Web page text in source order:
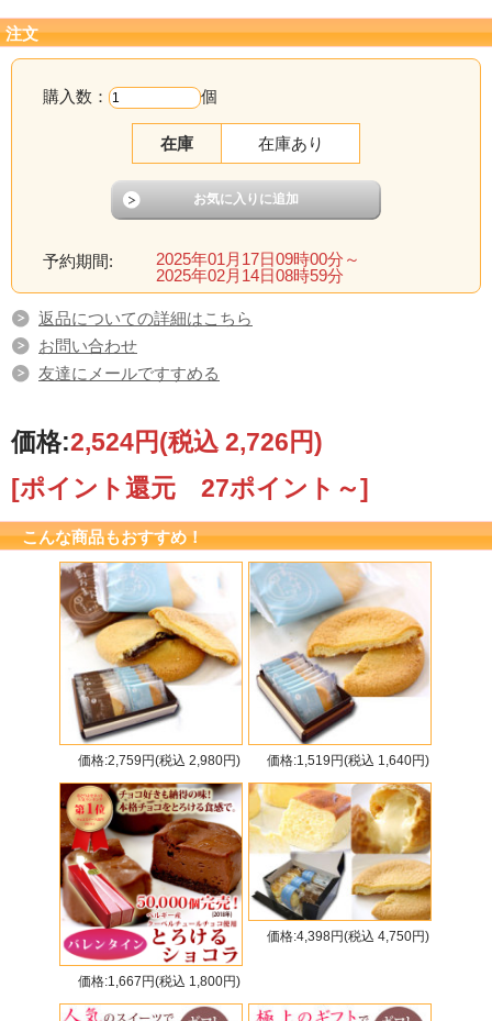
注文
購入数： 個
在庫 在庫あり
予約期間:
2025年01月17日09時00分～
2025年02月14日08時59分
返品についての詳細はこちら
お問い合わせ
友達にメールですすめる
価格:2,524円(税込 2,726円)
[ポイント還元 27ポイント～]
こんな商品もおすすめ！
価格:2,759円(税込 2,980円) 価格:1,519円(税込 1,640円)
価格:1,667円(税込 1,800円)
価格:4,398円(税込 4,750円)